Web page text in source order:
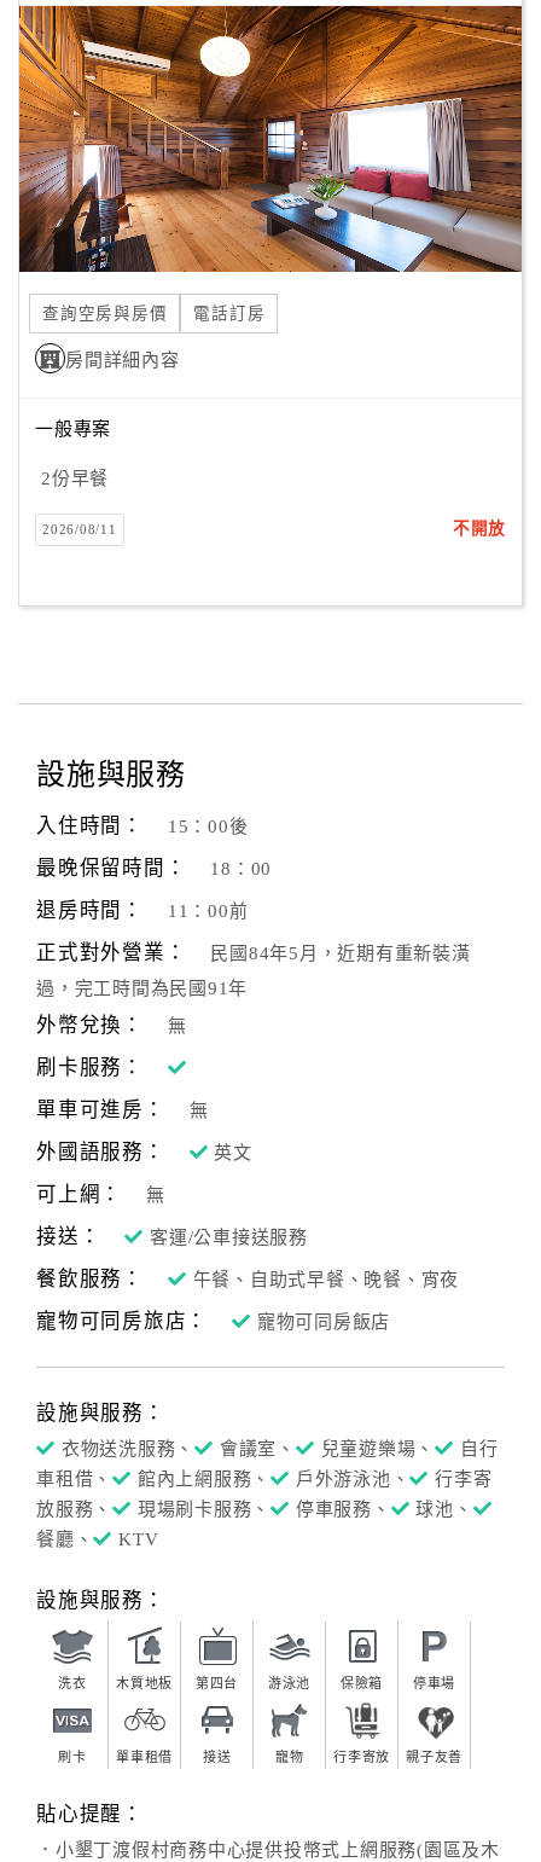
查詢空房與房價 電話訂房
房間詳細內容
一般專案
2份早餐
2026/08/11 不開放
設施與服務
入住時間： 15：00後
最晚保留時間： 18：00
退房時間： 11：00前
正式對外營業：
民國84年5月，近期有重新裝潢
過，完工時間為民國91年
外幣兌換： 無
刷卡服務：
單車可進房：
無
外國語服務： 英文
可上網： 無
接送： 客運/公車接送服務
餐飲服務： 午餐、自助式早餐、晚餐、宵夜
寵物可同房旅店： 寵物可同房飯店
設施與服務：
衣物送洗服務、 會議室、 兒童遊樂場、
自行
車租借、
館內上網服務、 戶外游泳池、
行李寄
放服務、
現場刷卡服務、 停車服務、
球池、
餐廳、
KTV
設施與服務：
洗衣 木質地板 第四台 游泳池 保險箱 停車場
刷卡 單車租借 接送 寵物 行李寄放 親子友善
貼心提醒：
．小墾丁渡假村商務中心提供投幣式上網服務(園區及木